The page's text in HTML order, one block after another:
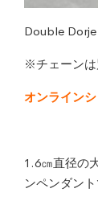
Double
※チェーンは
オンライン
1.6㎝直径の
ンペンダント